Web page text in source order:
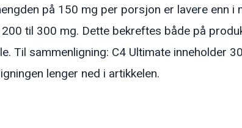
på 150 mg per porsjon er lavere enn
til 300 mg. Dette bekreftes både på
Til sammenligning: C4 Ultimate inneholder
lenger ned i artikkelen.